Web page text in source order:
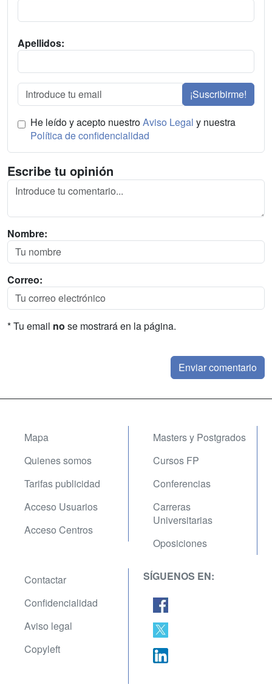
Apellidos:
¡Suscribirme!
He leído y acepto nuestroAviso Legal y nuestra
Política de confidencialidad
Escribe tu opinión
Nombre:
Correo:
* Tu email no se mostrará en la página.
Mapa
Quienes somos
Tarifas publicidad
Acceso Usuarios
Acceso Centros
Masters y Postgrados
Cursos FP
Conferencias
Carreras
Universitarias
Oposiciones
Contactar
Confidencialidad
Aviso legal
Copyleft
SÍGUENOS EN: